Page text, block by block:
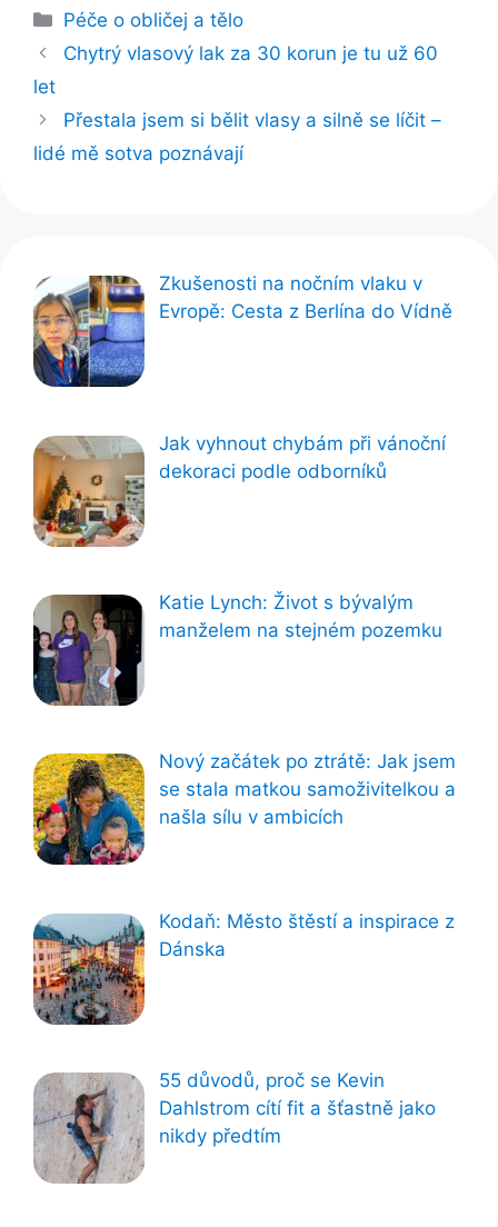
Rubriky
Péče o obličej a tělo
Chytrý vlasový lak za 30 korun je tu už 60
let
Přestala jsem si bělit vlasy a silně se líčit –
lidé mě sotva poznávají
Zkušenosti na nočním vlaku v
Evropě: Cesta z Berlína do Vídně
Jak vyhnout chybám při vánoční
dekoraci podle odborníků
Katie Lynch: Život s bývalým
manželem na stejném pozemku
Nový začátek po ztrátě: Jak jsem
se stala matkou samoživitelkou a
našla sílu v ambicích
Kodaň: Město štěstí a inspirace z
Dánska
55 důvodů, proč se Kevin
Dahlstrom cítí fit a šťastně jako
nikdy předtím